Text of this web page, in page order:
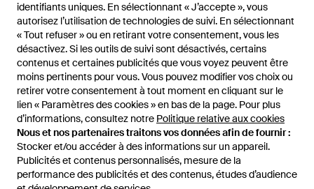
identifiants uniques. En sélectionnant « J’accepte », vous
autorisez l’utilisation de technologies de suivi. En sélectionnant
« Tout refuser » ou en retirant votre consentement, vous les
désactivez. Si les outils de suivi sont désactivés, certains
contenus et certaines publicités que vous voyez peuvent être
moins pertinents pour vous. Vous pouvez modifier vos choix ou
retirer votre consentement à tout moment en cliquant sur le
lien « Paramètres des cookies » en bas de la page. Pour plus
d’informations, consultez notre Politique relative aux cookies
Nous et nos partenaires traitons vos données afin de fournir :
Stocker et/ou accéder à des informations sur un appareil.
Publicités et contenus personnalisés, mesure de la
performance des publicités et des contenus, études d’audience
identifiants uniques. En sélectionnant « J’accepte », vous
autorisez l’utilisation de technologies de suivi. En sélectionnant
« Tout refuser » ou en retirant votre consentement, vous les
désactivez. Si les outils de suivi sont désactivés, certains
contenus et certaines publicités que vous voyez peuvent être
moins pertinents pour vous. Vous pouvez modifier vos choix ou
retirer votre consentement à tout moment en cliquant sur le
lien « Paramètres des cookies » en bas de la page. Pour plus
d’informations, consultez notre Politique relative aux cookies
Nous et nos partenaires traitons vos données afin de fournir :
Stocker et/ou accéder à des informations sur un appareil.
Publicités et contenus personnalisés, mesure de la
performance des publicités et des contenus, études d’audience
Save The Duck Refrigiwear Peak Performance
Voir plus d'articles